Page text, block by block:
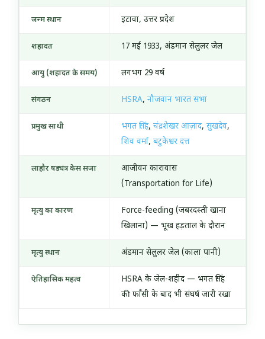
जन्म स्थान इटावा, उत्तर प्रदेश
शहादत 17 मई 1933, अंडमान सेलुलर जेल
आयु (शहादत के समय) लगभग 29 वर्ष
संगठन HSRA, नौजवान भारत सभा
प्रमुख साथी भगत सिंह, चंद्रशेखर आज़ाद, सुखदेव,
शिव वर्मा, बटुकेश्वर दत्त
लाहौर षड्यंत्र केस सजा
आजीवन कारावास
(Transportation for Life)
मृत्यु का कारण
Force-feeding (जबरदस्ती खाना
खिलाना) — भूख हड़ताल के दौरान
मृत्यु स्थान अंडमान सेलुलर जेल (काला पानी)
ऐतिहासिक महत्व
HSRA के जेल-शहीद — भगत सिंह
की फाँसी के बाद भी संघर्ष जारी रखा